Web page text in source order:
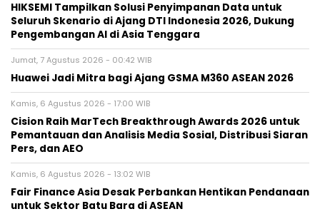
HIKSEMI Tampilkan Solusi Penyimpanan Data untuk
Seluruh Skenario di Ajang DTI Indonesia 2026, Dukung
Pengembangan AI di Asia Tenggara
Jumat, 7 Agustus 2026 - 00:42 WIB
Huawei Jadi Mitra bagi Ajang GSMA M360 ASEAN 2026
Kamis, 6 Agustus 2026 - 17:00 WIB
Cision Raih MarTech Breakthrough Awards 2026 untuk
Pemantauan dan Analisis Media Sosial, Distribusi Siaran
Pers, dan AEO
Kamis, 6 Agustus 2026 - 13:02 WIB
Fair Finance Asia Desak Perbankan Hentikan Pendanaan
untuk Sektor Batu Bara di ASEAN